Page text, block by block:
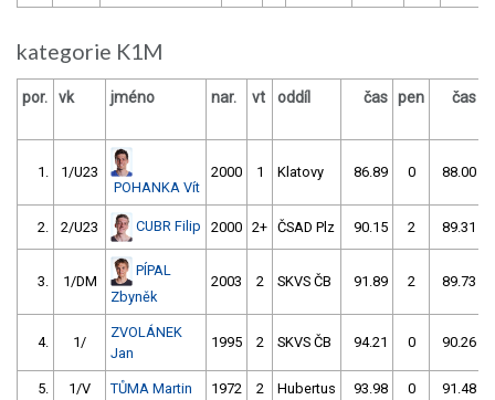
kategorie K1M
por. vk jméno nar. vt oddíl čas pen čas
1.
1/U23
POHANKA Vít
2000 1 Klatovy 86.89 0 88.00
2. 2/U23 CUBR Filip 2000 2+ ČSAD Plz 90.15 2 89.31
3. 1/DM
PÍPAL
Zbyněk
2003 2 SKVS ČB 91.89 2 89.73
4. 1/
ZVOLÁNEK
Jan
1995 2 SKVS ČB 94.21 0 90.26
5. 1/V TŮMA Martin 1972 2 Hubertus 93.98 0 91.48